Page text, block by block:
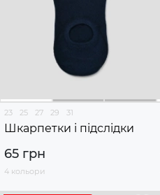
23 25 27 29 31
Шкарпетки і підслідки
65 грн
4 кольори